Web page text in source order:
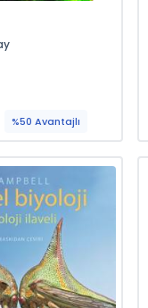
%50 Avantajlı